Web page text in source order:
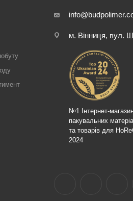
м. Вінниця, вул.
№1 Інтернет-
пакувальних
та товарів для
2024